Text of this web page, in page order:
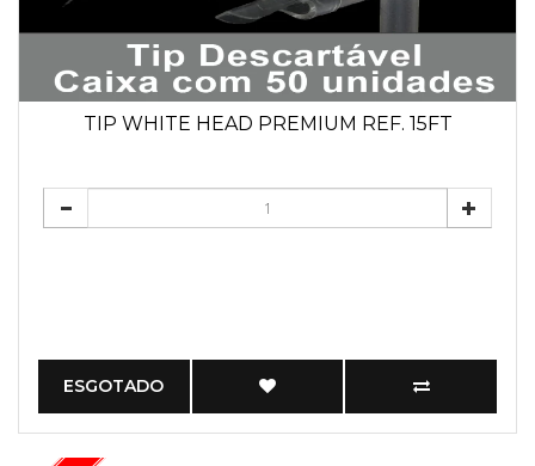
TIP WHITE HEAD PREMIUM REF. 15FT
ESGOTADO